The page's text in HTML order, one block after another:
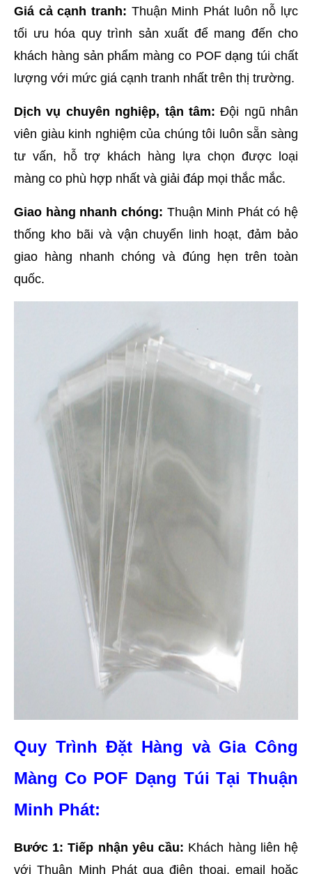
Giá cả cạnh tranh: Thuận Minh Phát luôn nỗ lực
tối ưu hóa quy trình sản xuất để mang đến cho
khách hàng sản phẩm màng co POF dạng túi chất
lượng với mức giá cạnh tranh nhất trên thị trường.
Dịch vụ chuyên nghiệp, tận tâm: Đội ngũ nhân
viên giàu kinh nghiệm của chúng tôi luôn sẵn sàng
tư vấn, hỗ trợ khách hàng lựa chọn được loại
màng co phù hợp nhất và giải đáp mọi thắc mắc.
Giao hàng nhanh chóng: Thuận Minh Phát có hệ
thống kho bãi và vận chuyển linh hoạt, đảm bảo
giao hàng nhanh chóng và đúng hẹn trên toàn
quốc.
Quy Trình Đặt Hàng và Gia Công
Màng Co POF Dạng Túi Tại Thuận
Minh Phát:
Bước 1: Tiếp nhận yêu cầu: Khách hàng liên hệ
với Thuận Minh Phát qua điện thoại, email hoặc